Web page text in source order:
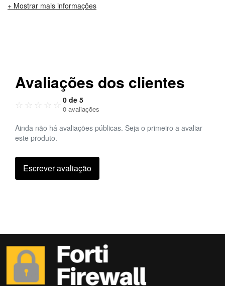
+ Mostrar mais informações
Avaliações dos clientes
☆ ☆ ☆ ☆ ☆ 0 de 5
0 avaliações
Ainda não há avaliações públicas. Seja o primeiro a avaliar
este produto.
Escrever avaliação